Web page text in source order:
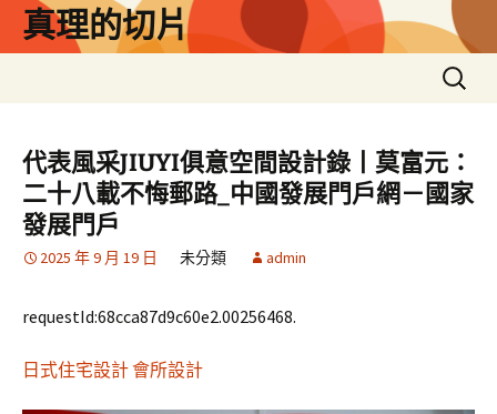
真理的切片
搜
尋
鍵
字:
代表風采JIUYI俱意空間設計錄丨莫富元：
二十八載不悔郵路_中國發展門戶網－國家
發展門戶
2025 年 9 月 19 日 未分類 admin
requestId:68cca87d9c60e2.00256468.
日式住宅設計會所設計